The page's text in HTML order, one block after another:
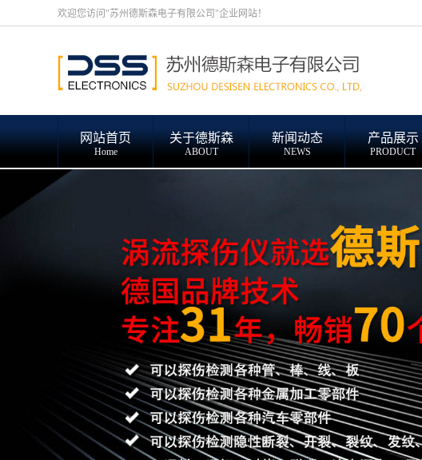
欢迎您访问"苏州德斯森电子有限公司"企业网站！
网站首页
Home
关于德斯森
ABOUT
新闻动态
NEWS
产品展示
PRODUCT